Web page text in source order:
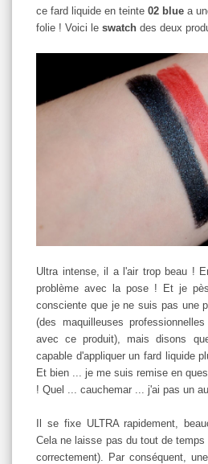
ce fard liquide en teinte 02 blue a
folie ! Voici le swatch des deux
Ultra intense, il a l'air trop beau !
problème avec la pose ! Et je
consciente que je ne suis pas une
(des maquilleuses
avec ce produit), mais disons
capable d'appliquer un fard liquide
Et bien ... je me suis remise en
! Quel ... cauchemar ... j'ai pas un
Il se fixe ULTRA rapidement,
Cela ne laisse pas du tout de
correctement). Par conséquent,